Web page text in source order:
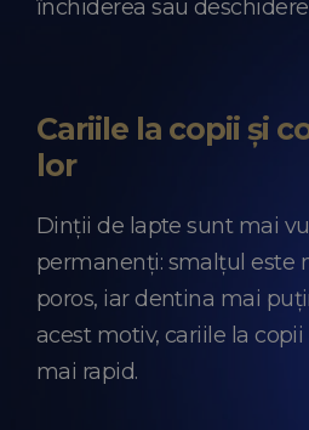
închiderea sau
Cariile la copii și
lor
Dinții de lapte sunt mai
permanenți: smalțul este
poros, iar dentina mai
acest motiv, cariile la
mai rapid.